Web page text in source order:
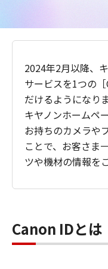
2024年2月以降、
サービスを1つの
だけるようになり
キヤノンホームペ
お持ちのカメラや
ことで、お客さま
ツや機材の情報を
Canon IDとは